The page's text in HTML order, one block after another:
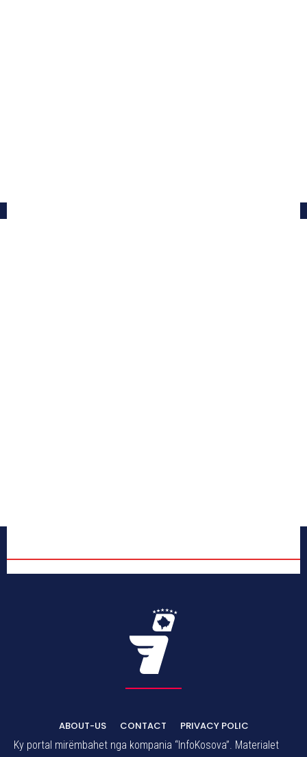
ABOUT-US CONTACT
PRIVACY POLIC
Ky portal mirëmbahet nga kompania “InfoKosova”. Materialet